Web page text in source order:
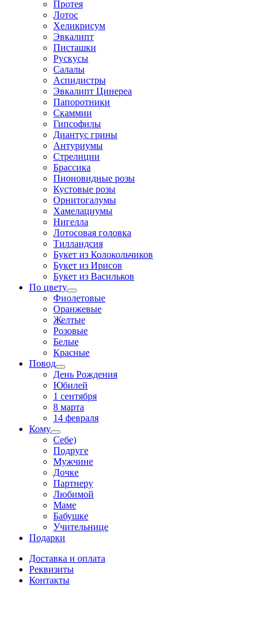
Протея
Лотос
Хеликрисум
Эвкалипт
Писташки
Рускусы
Салалы
Аспидистры
Эвкалипт Цинереа
Папоротники
Скаммии
Гипсофилы
Диантус грины
Антуриумы
Стрелиции
Брассика
Пионовидные розы
Кустовые розы
Орнитогалумы
Хамелациумы
Нигелла
Лотосовая головка
Тилландсия
Букет из Колокольчиков
Букет из Ирисов
Букет из Васильков
По цвету
Фиолетовые
Оранжевые
Желтые
Розовые
Белые
Красные
Повод
День Рождения
Юбилей
1 сентября
8 марта
14 февраля
Кому
Себе)
Подруге
Мужчине
Дочке
Партнеру
Любимой
Маме
Бабушке
Учительнице
Подарки
Доставка и оплата
Реквизиты
Контакты